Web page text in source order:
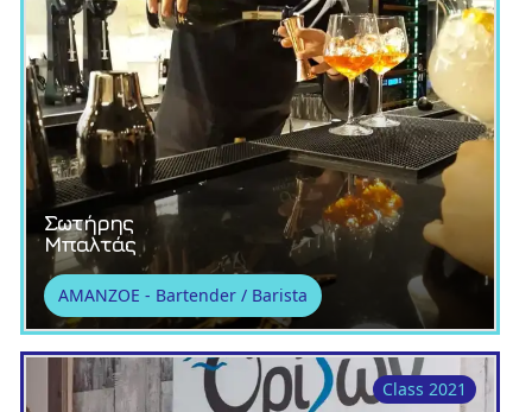
Σωτήρης
Μπαλτάς
AMANZOE - Bartender / Barista
Class 2021